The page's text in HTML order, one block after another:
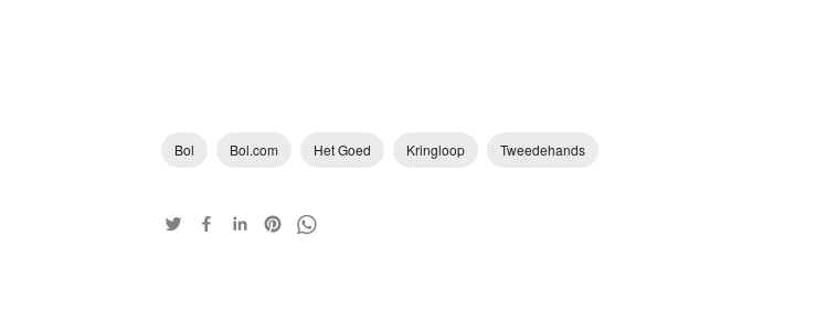
Bol Bol.com Het Goed Kringloop Tweedehands